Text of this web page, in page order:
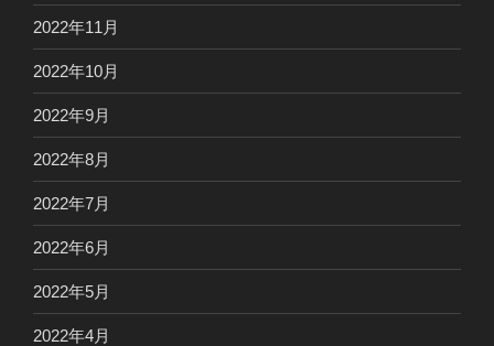
2022年11月
2022年10月
2022年9月
2022年8月
2022年7月
2022年6月
2022年5月
2022年4月